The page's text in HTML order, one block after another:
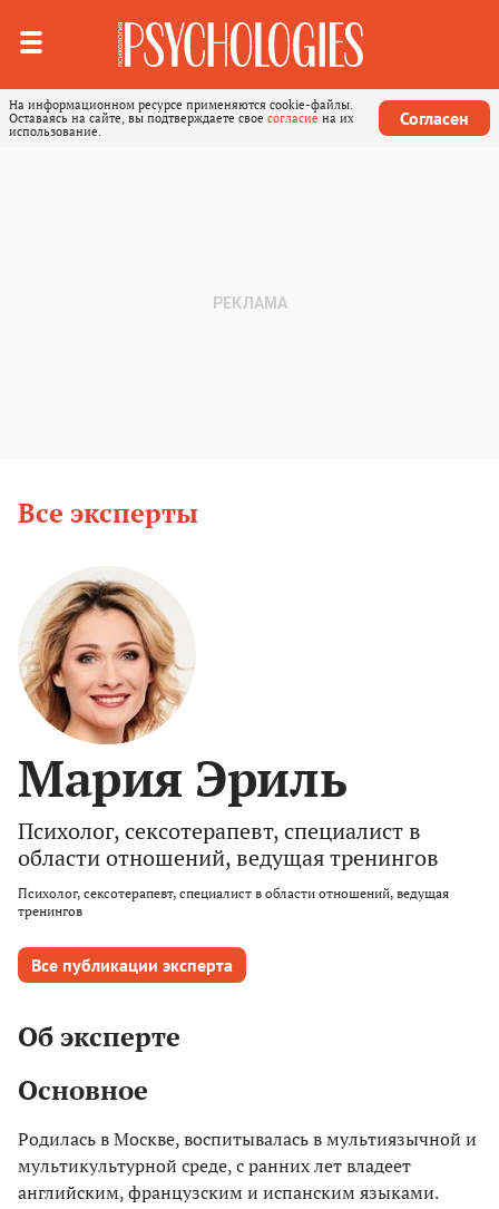
На информационном ресурсе применяются cookie-файлы.
Оставаясь на сайте, вы подтверждаете свое согласие на их
использование.
Согласен
Все эксперты
Мария Эриль
Психолог, сексотерапевт, специалист в
области отношений, ведущая тренингов
Психолог, сексотерапевт, специалист в области отношений, ведущая
тренингов
Все публикации эксперта
Об эксперте
Основное
Родилась в Москве, воспитывалась в мультиязычной и
мультикультурной среде, с ранних лет владеет
английским, французским и испанским языками.